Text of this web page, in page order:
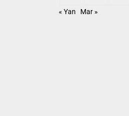
« Yan
Mar »